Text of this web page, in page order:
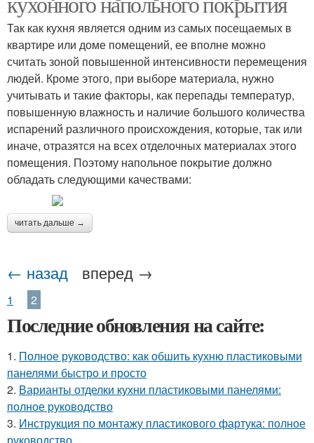
Так как кухня является одним из самых посещаемых в
квартире или доме помещений, ее вполне можно
считать зоной повышенной интенсивности перемещения
людей. Кроме этого, при выборе материала, нужно
учитывать и такие факторы, как перепады температур,
повышенную влажность и наличие большого количества
испарений различного происхождения, которые, так или
иначе, отразятся на всех отделочных материалах этого
помещения. Поэтому напольное покрытие должно
обладать следующими качествами:
читать дальше →
← назад вперед →
1 2
Последние обновления на сайте:
1. Полное руководство: как обшить кухню пластиковыми
панелями быстро и просто
2. Варианты отделки кухни пластиковыми панелями:
полное руководство
3. Инструкция по монтажу пластикового фартука: полное
руководство